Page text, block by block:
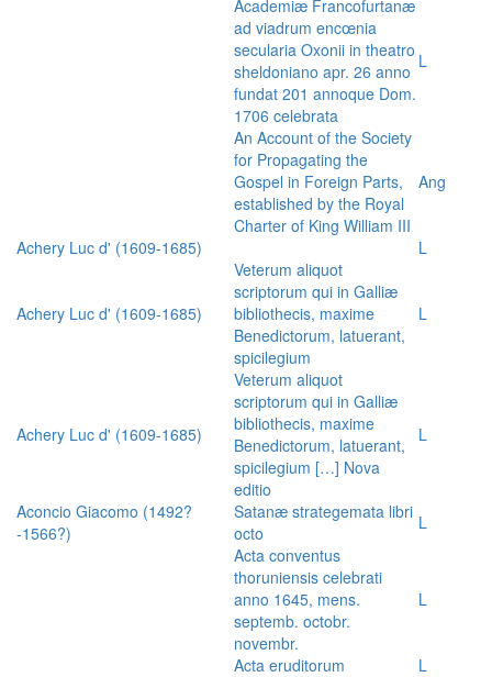
Academiæ Francofurtanæ
ad viadrum encœnia
secularia Oxonii in theatro
sheldoniano apr. 26 anno
fundat 201 annoque Dom.
1706 celebrata
L
An Account of the Society
for Propagating the
Gospel in Foreign Parts,
established by the Royal
Charter of King William III
Ang
Achery Luc d' (1609-1685) L
Achery Luc d' (1609-1685)
Veterum aliquot
scriptorum qui in Galliæ
bibliothecis, maxime
Benedictorum, latuerant,
spicilegium
L
Achery Luc d' (1609-1685)
Veterum aliquot
scriptorum qui in Galliæ
bibliothecis, maxime
Benedictorum, latuerant,
spicilegium […] Nova
editio
L
Aconcio Giacomo (1492?
-1566?)
Satanæ strategemata libri
octo
L
Acta conventus
thoruniensis celebrati
anno 1645, mens.
septemb. octobr.
novembr.
L
Acta eruditorum
L